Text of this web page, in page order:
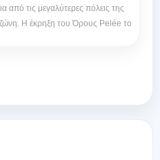
από τις μεγαλύτερες πόλεις της
Η έκρηξη του Όρους Pelée το